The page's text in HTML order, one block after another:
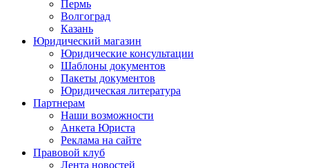
Пермь
Волгоград
Казань
Юридический магазин
Юридические консультации
Шаблоны документов
Пакеты документов
Юридическая литература
Партнерам
Наши возможности
Анкета Юриста
Реклама на сайте
Правовой клуб
Лента новостей